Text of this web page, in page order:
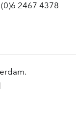
2467 4378